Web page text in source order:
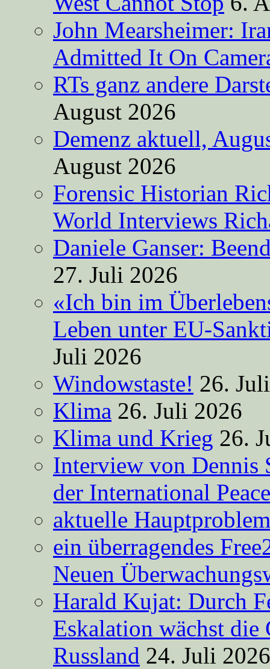
John Mearsheimer:
Admitted It On
RTs ganz andere
August 2026
Demenz aktuell,
August 2026
Forensic Historian
World Interviews
Daniele Ganser:
27. Juli 2026
«Ich bin im
Leben unter EU-
Juli 2026
Windowstaste! 26.
Klima 26. Juli 2026
Klima und Krieg 26.
Interview von Dennis
der International
aktuelle
ein überragendes
Neuen
Harald Kujat: Durch
Eskalation wächst die
Russland 24. Juli 2026